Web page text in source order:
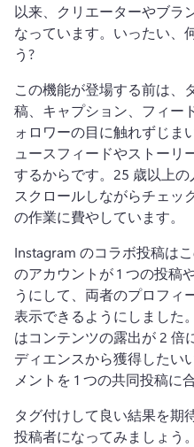
以来、クリエーターやブラ
なっています。 いったい、
う?
この機能が登場する前は、
稿、キャプション、フィー
ォロワーの目に触れずじま
ュースフィードやストーリ
するからです。 25 歳以上の
スクロールしながらチェッ
の作業に費やしています。
Instagram のコラボ投稿は
のアカウントが 1 つの投稿
うにして、両者のプロフィ
表示できるようにしました。
はコンテンツの露出が 2 倍
ディエンスから獲得したい
メントを 1 つの共同投稿に
タグ付けして良い結果を期
投稿者になってみましょう。